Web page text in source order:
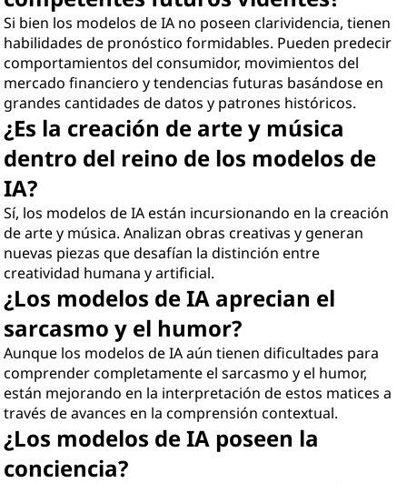
Si bien los modelos de IA no poseen clarividencia, tienen
habilidades de pronóstico formidables. Pueden predecir
comportamientos del consumidor, movimientos del
mercado financiero y tendencias futuras basándose en
grandes cantidades de datos y patrones históricos.
¿Es la creación de arte y música
dentro del reino de los modelos de
IA?
Sí, los modelos de IA están incursionando en la creación
de arte y música. Analizan obras creativas y generan
nuevas piezas que desafían la distinción entre
creatividad humana y artificial.
¿Los modelos de IA aprecian el
sarcasmo y el humor?
Aunque los modelos de IA aún tienen dificultades para
comprender completamente el sarcasmo y el humor,
están mejorando en la interpretación de estos matices a
través de avances en la comprensión contextual.
¿Los modelos de IA poseen la
conciencia?